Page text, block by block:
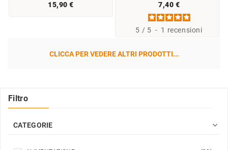
15,90 €
7,40 €
5 / 5 - 1 recensioni
CLICCA PER VEDERE ALTRI PRODOTTI...
Filtro
CATEGORIE 